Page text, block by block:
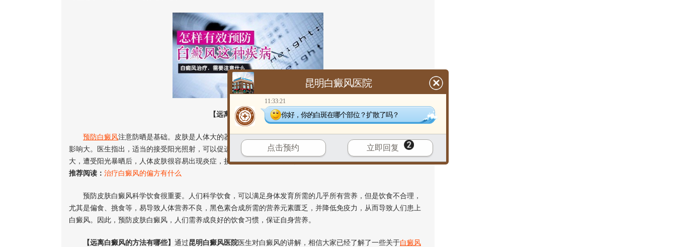
【远离白癜风的方法有哪些】
预防白癜风注意防晒是基础。皮肤是人体大的器官，其色泽深受外界环境以及季节变化的影响，其中阳光照射
影响大。医生指出，适当的接受阳光照射，可以促进黑色素的合成，加深皮肤的颜色。但是，若阳光照射强度较
大，遭受阳光暴晒后，人体皮肤很容易出现炎症，损伤黑色素细胞，导致其失去产生黑色素的能力，诱发白癜风。
推荐阅读： 治疗白癜风的偏方有什么
预防皮肤白癜风科学饮食很重要。人们科学饮食，可以满足身体发育所需的几乎所有营养，但是饮食不合理，
尤其是偏食、挑食等，易导致人体营养不良，黑色素合成所需的营养元素匮乏，并降低免疫力，从而导致人们患上
白癜风。因此，预防皮肤白癜风，人们需养成良好的饮食习惯，保证自身营养。
【远离白癜风的方法有哪些】 通过昆明白癜风医院 医生对白癜风的讲解，相信大家已经了解了一些关于白癜风
昆明白癜风医院
11:33:21
你好，你的白斑在哪个部位？扩散了吗？
点击预约 立即回复